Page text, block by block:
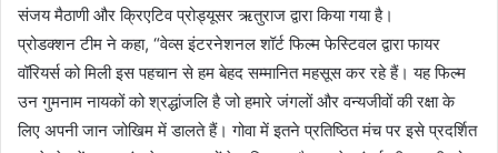
संजय मैठाणी और क्रिएटिव प्रोड्यूसर ऋतुराज द्वारा किया गया है।
प्रोडक्शन टीम ने कहा, “वेव्स इंटरनेशनल शॉर्ट फिल्म फेस्टिवल द्वारा फायर
वॉरियर्स को मिली इस पहचान से हम बेहद सम्मानित महसूस कर रहे हैं। यह फिल्म
उन गुमनाम नायकों को श्रद्धांजलि है जो हमारे जंगलों और वन्यजीवों की रक्षा के
लिए अपनी जान जोखिम में डालते हैं। गोवा में इतने प्रतिष्ठित मंच पर इसे प्रदर्शित